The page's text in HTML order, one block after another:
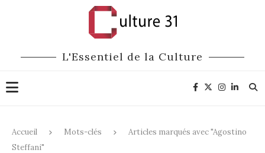
L'Essentiel de la Culture
Accueil Mots-clés
Articles marqués avec "Agostino
Steffani"